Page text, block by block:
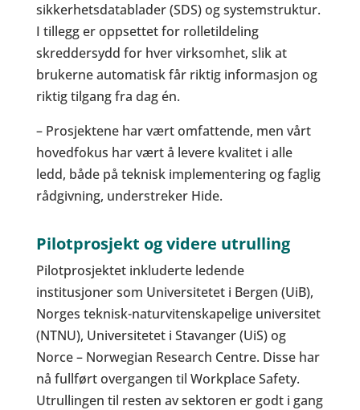
sikkerhetsdatablader (SDS) og systemstruktur.
I tillegg er oppsettet for rolletildeling
skreddersydd for hver virksomhet, slik at
brukerne automatisk får riktig informasjon og
riktig tilgang fra dag én.
– Prosjektene har vært omfattende, men vårt
hovedfokus har vært å levere kvalitet i alle
ledd, både på teknisk implementering og faglig
rådgivning, understreker Hide.
Pilotprosjekt og videre utrulling
Pilotprosjektet inkluderte ledende
institusjoner som Universitetet i Bergen (UiB),
Norges teknisk-naturvitenskapelige universitet
(NTNU), Universitetet i Stavanger (UiS) og
Norce – Norwegian Research Centre. Disse har
nå fullført overgangen til Workplace Safety.
Utrullingen til resten av sektoren er godt i gang